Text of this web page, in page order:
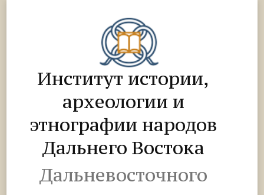
Институт истории,
археологии и
этнографии народов
Дальнего Востока
Дальневосточного